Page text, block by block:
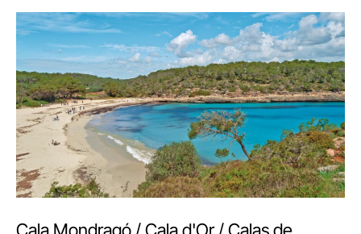
Cala Mondragó / Cala d'Or / Calas de